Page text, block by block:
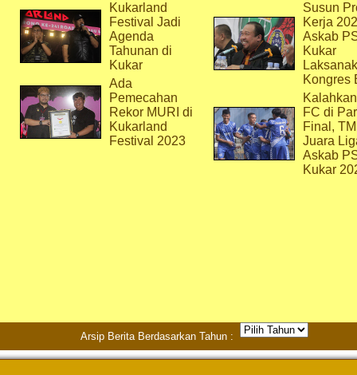
Kukarland
Festival Jadi
Agenda
Tahunan di
Kukar
Ada
Pemecahan
Rekor MURI di
Kukarland
Festival 2023
Susun
Kerja
Askab
Kukar
Kongres
FC di
Final,
Juara
Askab
Kukar
Arsip Berita Berdasarkan Tahun :